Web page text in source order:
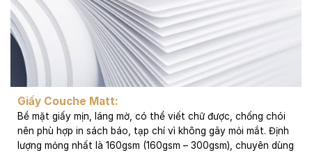
Giấy Couche Matt:
Bề mặt giấy mịn, láng mờ, có thể viết chữ được, chống chói
nên phù hợp in sách báo, tạp chí vì không gây mỏi mắt. Định
lượng mỏng nhất là 160gsm (160gsm – 300gsm), chuyên dùng